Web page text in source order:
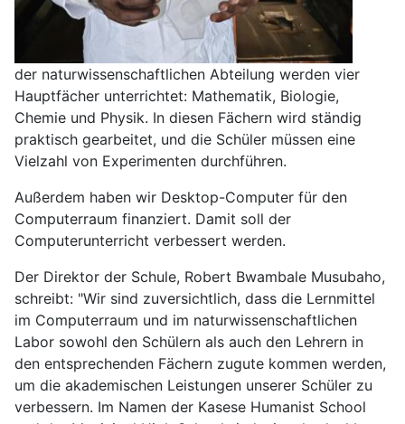
der naturwissenschaftlichen Abteilung werden vier
Hauptfächer unterrichtet: Mathematik, Biologie,
Chemie und Physik. In diesen Fächern wird ständig
praktisch gearbeitet, und die Schüler müssen eine
Vielzahl von Experimenten durchführen.
Außerdem haben wir Desktop-Computer für den
Computerraum finanziert. Damit soll der
Computerunterricht verbessert werden.
Der Direktor der Schule, Robert Bwambale Musubaho,
schreibt: "Wir sind zuversichtlich, dass die Lernmittel
im Computerraum und im naturwissenschaftlichen
Labor sowohl den Schülern als auch den Lehrern in
den entsprechenden Fächern zugute kommen werden,
um die akademischen Leistungen unserer Schüler zu
verbessern. Im Namen der Kasese Humanist School